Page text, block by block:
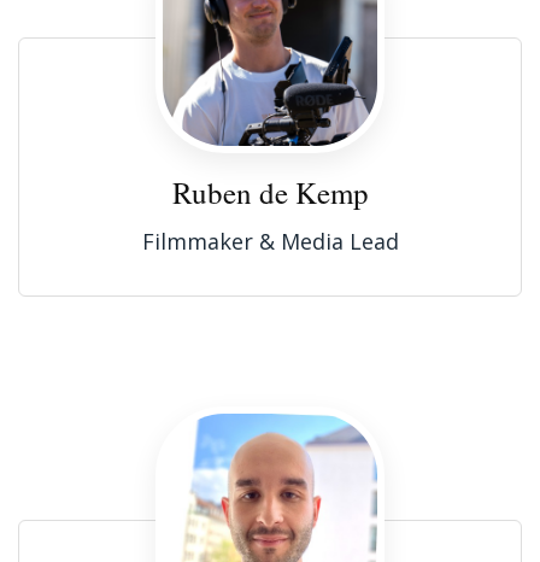
Ruben de Kemp
Filmmaker & Media Lead